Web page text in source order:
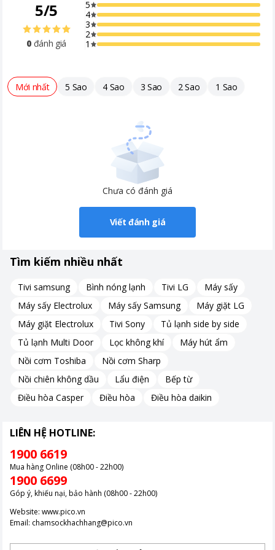
5/5
0 đánh giá
5
4
3
2
1
Mới nhất 5 Sao 4 Sao 3 Sao 2 Sao 1 Sao
Chưa có đánh giá
Viết đánh giá
Tìm kiếm nhiều nhất
Tivi samsung Bình nóng lạnh Tivi LG
Máy sấy
Máy sấy Electrolux
Máy sấy Samsung
Máy giặt LG
Máy giặt Electrolux
Tivi Sony
Tủ lạnh side by side
Tủ lạnh Multi Door
Lọc không khí
Máy hút ẩm
Nồi cơm Toshiba
Nồi cơm Sharp
Nồi chiên không dầu
Lẩu điện
Bếp từ
Điều hòa Casper
Điều hòa Điều hòa daikin
LIÊN HỆ HOTLINE:
1900 6619
Mua hàng Online (08h00 - 22h00)
1900 6699
Góp ý, khiếu nại, bảo hành (08h00 - 22h00)
Website: www.pico.vn
Email: chamsockhachhang@pico.vn